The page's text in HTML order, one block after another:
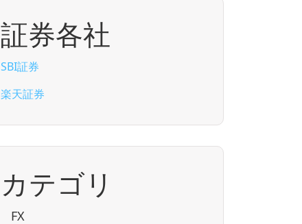
証券各社
SBI証券
楽天証券
カテゴリ
FX